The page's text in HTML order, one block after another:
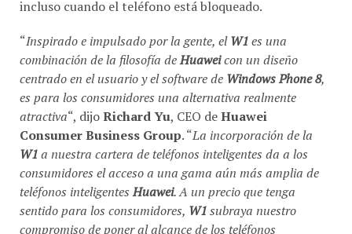
incluso cuando el teléfono está bloqueado.
“Inspirado e impulsado por la gente, elW1es una
combinación de la filosofía deHuaweicon un diseño
centrado en el usuario y el software de Windows Phone 8,
es para los consumidores una alternativa realmente
atractiva“, dijoRichard Yu, CEO deHuawei
Consumer Business Group. “La incorporación de la
W1a nuestra cartera de teléfonos inteligentes da a los
consumidores el acceso a una gama aún más amplia de
teléfonos inteligentes Huawei. A un precio que tenga
sentido para los consumidores, W1subraya nuestro
compromiso de poner al alcance de los teléfonos